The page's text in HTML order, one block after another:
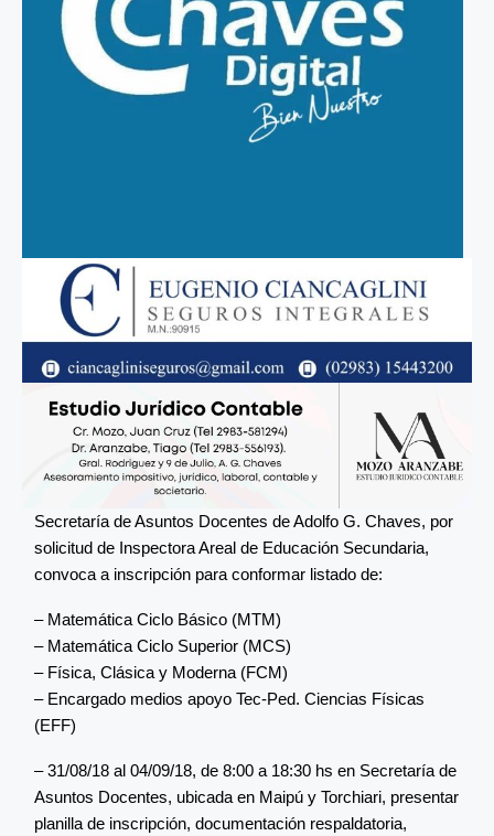
Secretaría de Asuntos Docentes de Adolfo G. Chaves, por
solicitud de Inspectora Areal de Educación Secundaria,
convoca a inscripción para conformar listado de:
– Matemática Ciclo Básico (MTM)
– Matemática Ciclo Superior (MCS)
– Física, Clásica y Moderna (FCM)
– Encargado medios apoyo Tec-Ped. Ciencias Físicas
(EFF)
– 31/08/18 al 04/09/18, de 8:00 a 18:30 hs en Secretaría de
Asuntos Docentes, ubicada en Maipú y Torchiari, presentar
planilla de inscripción, documentación respaldatoria,